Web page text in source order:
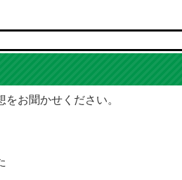
お聞かせください。